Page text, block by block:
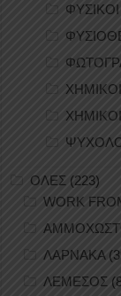
ΧΗΜΙΚΟΙ
ΟΛΕΣ (223)
WORK
ΛΑΡΝΑΚΑ
ΛΕΜΕΣΟΣ